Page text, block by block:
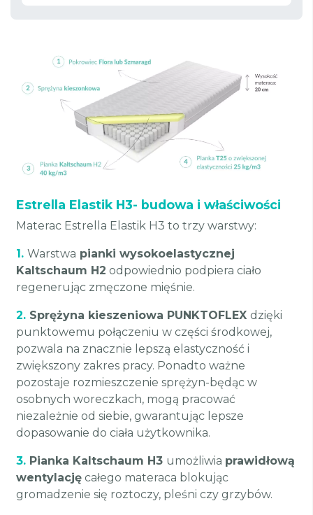
Estrella Elastik H3- budowa i właściwości
Materac Estrella Elastik H3 to trzy warstwy:
1. Warstwa pianki wysokoelastycznej
Kaltschaum H2 odpowiednio podpiera ciało
regenerując zmęczone mięśnie.
2. Sprężyna kieszeniowa PUNKTOFLEX dzięki
punktowemu połączeniu w części środkowej,
pozwala na znacznie lepszą elastyczność i
zwiększony zakres pracy. Ponadto ważne
pozostaje rozmieszczenie sprężyn-będąc w
osobnych woreczkach, mogą pracować
niezależnie od siebie, gwarantując lepsze
dopasowanie do ciała użytkownika.
3. Pianka Kaltschaum H3 umożliwia prawidłową
wentylację całego materaca blokując
gromadzenie się roztoczy, pleśni czy grzybów.